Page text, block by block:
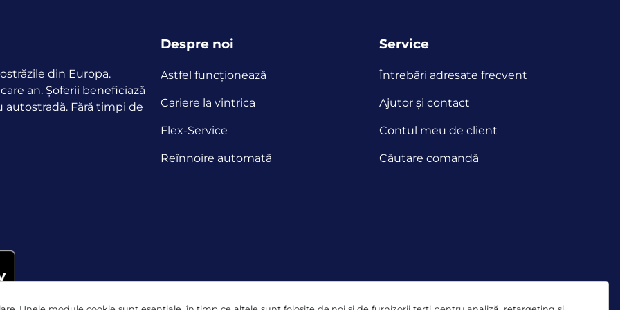
din Europa.
an. Șoferii beneficiază
Fără timpi de
Despre noi
Astfel funcţionează
Cariere la vintrica
Flex-Service
Reînnoire automată
Service
Întrebări adresate frecvent
Ajutor și contact
Contul meu de client
Căutare comandă